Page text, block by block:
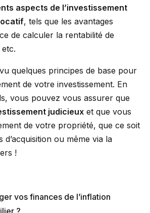
aspects de l’investissement
, tels que les avantages
de calculer la rentabilité de
quelques principes de base pour
de votre investissement. En
vous pouvez vous assurer que
judicieux et que vous
de votre propriété, que ce soit
ou même via la
!
vos finances de l’inflation